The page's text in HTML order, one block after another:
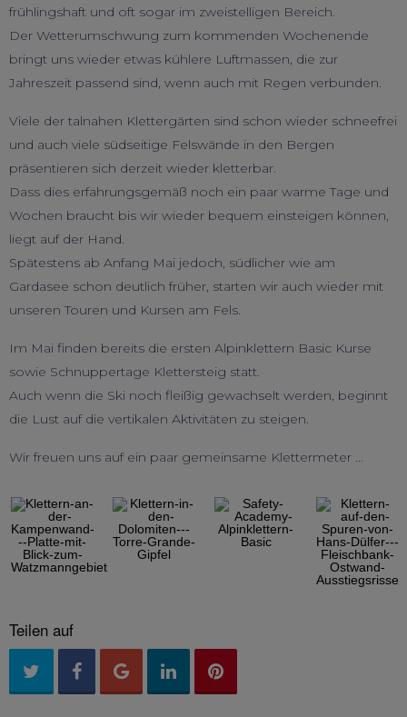
frühlingshaft und oft sogar im zweistelligen Bereich.
Der Wetterumschwung zum kommenden Wochenende
bringt uns wieder etwas kühlere Luftmassen, die zur
Jahreszeit passend sind, wenn auch mit Regen verbunden.
Viele der talnahen Klettergärten sind schon wieder schneefrei
und auch viele südseitige Felswände in den Bergen
präsentieren sich derzeit wieder kletterbar.
Dass dies erfahrungsgemäß noch ein paar warme Tage und
Wochen braucht bis wir wieder bequem einsteigen können,
liegt auf der Hand.
Spätestens ab Anfang Mai jedoch, südlicher wie am
Gardasee schon deutlich früher, starten wir auch wieder mit
unseren Touren und Kursen am Fels.
Im Mai finden bereits die ersten Alpinklettern Basic Kurse
sowie Schnuppertage Klettersteig statt.
Auch wenn die Ski noch fleißig gewachselt werden, beginnt
die Lust auf die vertikalen Aktivitäten zu steigen.
Wir freuen uns auf ein paar gemeinsame Klettermeter …
Slide
Slide
Teilen auf